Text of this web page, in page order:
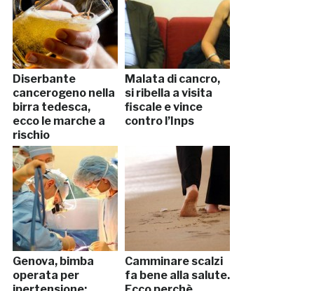
Diserbante
cancerogeno nella
birra tedesca,
ecco le marche a
rischio
Malata di cancro,
si ribella a visita
fiscale e vince
contro l’Inps
Genova, bimba
operata per
Camminare scalzi
fa bene alla salute.